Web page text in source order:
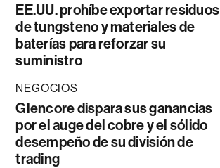
EE.UU. prohíbe exportar residuos
de tungsteno y materiales de
baterías para reforzar su
suministro
NEGOCIOS
Glencore dispara sus ganancias
por el auge del cobre y el sólido
desempeño de su división de
trading